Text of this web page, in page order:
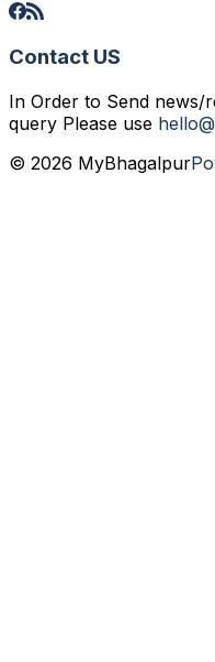
Contact US
In Order to Send
query Please use
© 2026 MyBhagalpur